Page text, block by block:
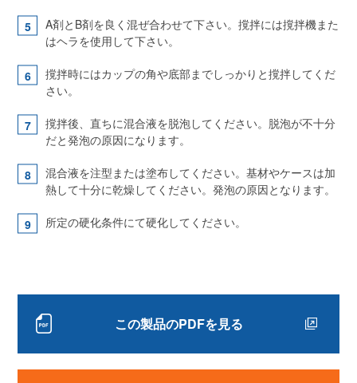
A剤とB剤を良く混ぜ合わせて下さい。撹拌には撹拌機また
はヘラを使用して下さい。
撹拌時にはカップの角や底部までしっかりと撹拌してくだ
さい。
撹拌後、直ちに混合液を脱泡してください。脱泡が不十分
だと発泡の原因になります。
混合液を注型または塗布してください。基材やケースは加
熱して十分に乾燥してください。発泡の原因となります。
所定の硬化条件にて硬化してください。
この製品のPDFを見る